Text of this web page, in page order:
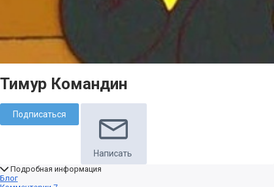
Тимур Командин
Подписаться
Написать
Подробная информация
Блог